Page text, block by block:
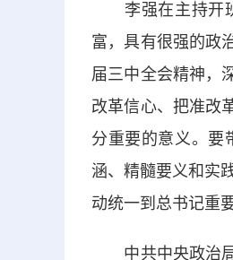
李强在主持开班
富，具有很强的政
届三中全会精神，
改革信心、把准改
分重要的意义。要
涵、精髓要义和实
动统一到总书记重
中共中央政治局